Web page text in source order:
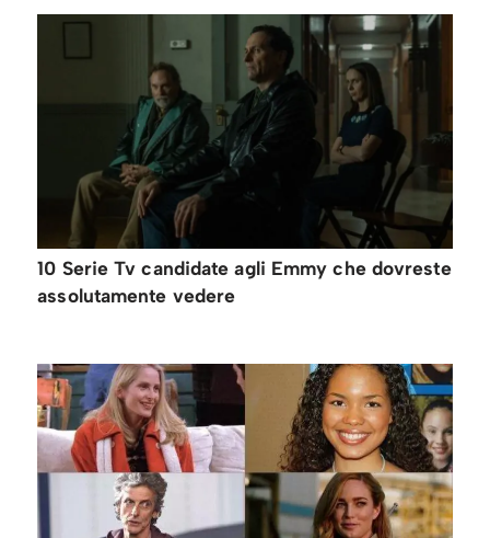
10 Serie Tv candidate agli Emmy che dovreste
assolutamente vedere